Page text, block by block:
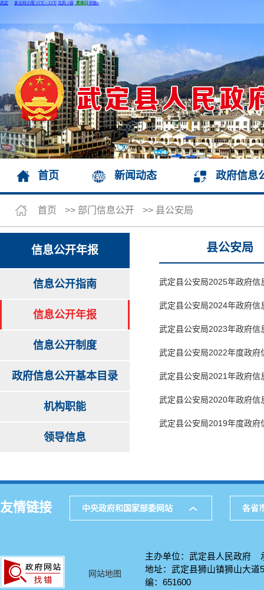
首页 新闻动态 政府信息
首页 >> 部门信息公开 >> 县公安局
信息公开年报
信息公开指南
信息公开年报
信息公开制度
政府信息公开基本目录
机构职能
领导信息
县公安局
武定县公安局2025年政府信
武定县公安局2024年政府信
武定县公安局2023年政府信
武定县公安局2022年度政府
武定县公安局2021年政府信
武定县公安局2020年政府信
武定县公安局2019年度政府
友情链接 中央政府和国家部委网站 各省
网站地图
主办单位：武定县人民政府
地址：武定县狮山镇狮山大
编：651600